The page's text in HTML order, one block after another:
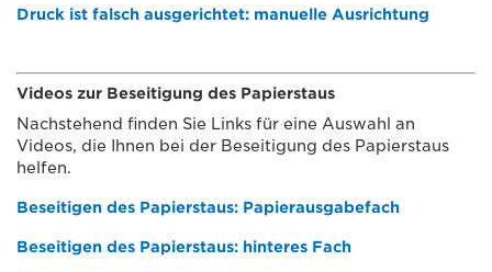
Druck ist falsch ausgerichtet: manuelle Ausrichtung
Videos zur Beseitigung des Papierstaus
Nachstehend finden Sie Links für eine Auswahl an
Videos, die Ihnen bei der Beseitigung des Papierstaus
helfen.
Beseitigen des Papierstaus: Papierausgabefach
Beseitigen des Papierstaus: hinteres Fach